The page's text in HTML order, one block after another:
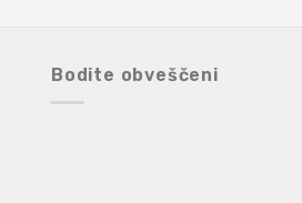
Bodite obveščeni